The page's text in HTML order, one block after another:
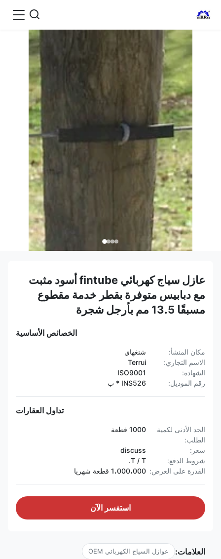
عازل سياج كهربائي fintube أسود مثبت
مع دبابيس متوفرة بقطر خدمة مقطوع
مسبقًا 13.5 مم بأرجل شجرة
الخصائص الأساسية
مكان المنشأ:
شنغهاي
الاسم التجاري:
Terrui
الشهادة:
ISO9001
رقم الموديل:
INS526 * ب
تداول العقارات
الحد الأدنى لكمية
الطلب:
1000 قطعة
سعر:
discuss
شروط الدفع:
T / T.
القدرة على العرض: 1،000،000 قطعة شهريا
استفسر الآن
العلامات: عوازل السياج الكهربائي OEM